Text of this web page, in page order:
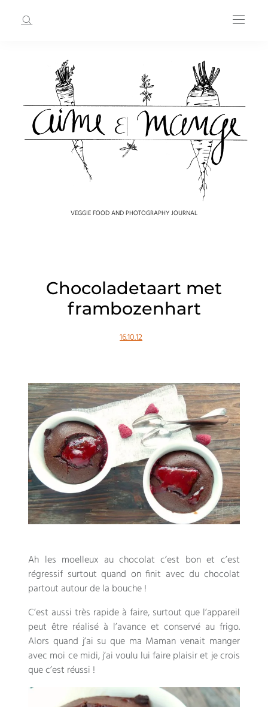
VEGGIE FOOD AND PHOTOGRAPHY JOURNAL
Chocoladetaart met
frambozenhart
16.10.12
Ah les moelleux au chocolat c’est bon et c’est
régressif surtout quand on finit avec du chocolat
partout autour de la bouche!
C’est aussi très rapide à faire, surtout que l’appareil
peut être réalisé à l’avance et conservé au frigo.
Alors quand j’ai su que ma Maman venait manger
avec moi ce midi,j’ai voulu lui faire plaisir et je crois
que c’est réussi !